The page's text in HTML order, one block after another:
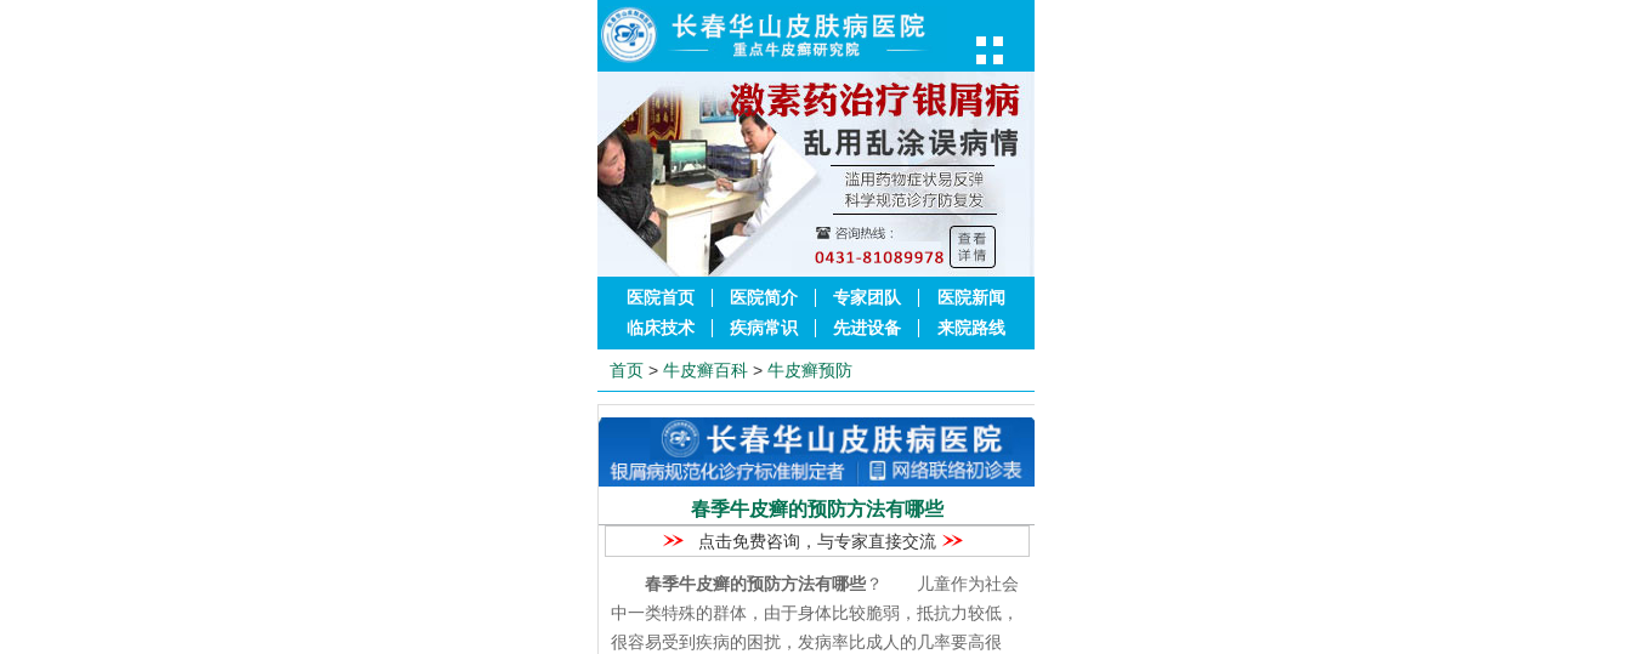
医院首页 医院简介 专家团队
医院新闻
临床技术
疾病常识 先进设备 来院路线
首页 > 牛皮癣百科 > 牛皮癣预防
春季牛皮癣的预防方法有哪些
点击免费咨询，与专家直接交流
春季牛皮癣的预防方法有哪些 ？ 儿童作为社会
中一类特殊的群体，由于身体比较脆弱，抵抗力较低，
很容易受到疾病的困扰，发病率比成人的几率要高很